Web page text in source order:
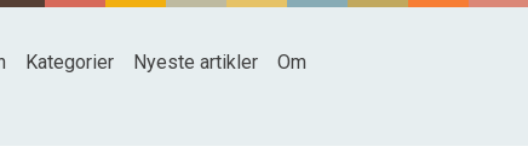
Kategorier Nyeste artikler Om